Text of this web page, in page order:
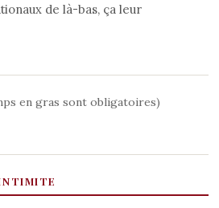
de là-bas, ça leur
en gras sont obligatoires)